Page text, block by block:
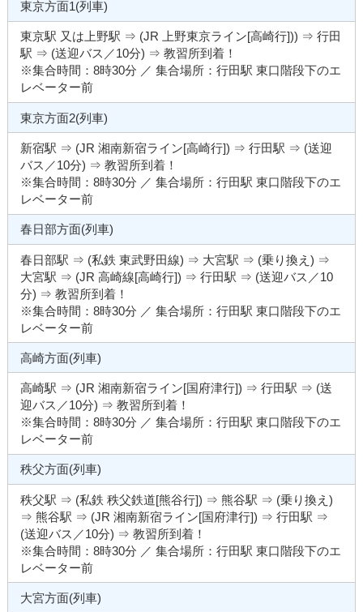
東京方面1(列車)
東京駅 又は上野駅 ⇒ (JR 上野東京ライン[高崎行])) ⇒ 行田
駅 ⇒ (送迎バス／10分) ⇒ 教習所到着！
※集合時間：8時30分 ／ 集合場所：行田駅 東口階段下のエ
レベーター前
東京方面2(列車)
新宿駅 ⇒ (JR 湘南新宿ライン[高崎行]) ⇒ 行田駅 ⇒ (送迎
バス／10分) ⇒ 教習所到着！
※集合時間：8時30分 ／ 集合場所：行田駅 東口階段下のエ
レベーター前
春日部方面(列車)
春日部駅 ⇒ (私鉄 東武野田線) ⇒ 大宮駅 ⇒ (乗り換え) ⇒
大宮駅 ⇒ (JR 高崎線[高崎行]) ⇒ 行田駅 ⇒ (送迎バス／10
分) ⇒ 教習所到着！
※集合時間：8時30分 ／ 集合場所：行田駅 東口階段下のエ
レベーター前
高崎方面(列車)
高崎駅 ⇒ (JR 湘南新宿ライン[国府津行]) ⇒ 行田駅 ⇒ (送
迎バス／10分) ⇒ 教習所到着！
※集合時間：8時30分 ／ 集合場所：行田駅 東口階段下のエ
レベーター前
秩父方面(列車)
秩父駅 ⇒ (私鉄 秩父鉄道[熊谷行]) ⇒ 熊谷駅 ⇒ (乗り換え)
⇒ 熊谷駅 ⇒ (JR 湘南新宿ライン[国府津行]) ⇒ 行田駅 ⇒
(送迎バス／10分) ⇒ 教習所到着！
※集合時間：8時30分 ／ 集合場所：行田駅 東口階段下のエ
レベーター前
大宮方面(列車)